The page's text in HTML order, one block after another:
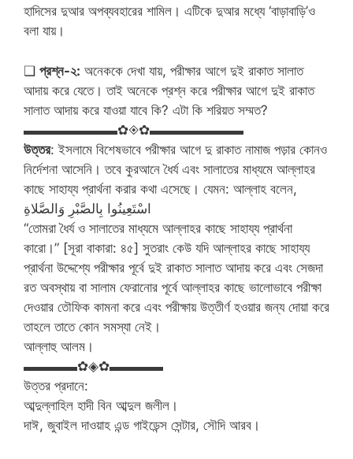
হাদিসের দুআর অপব্যবহারের শামিল। এটিকে দুআর মধ্যে ‘বাড়াবাড়ি’ও
বলা যায়।
❑ প্রশ্ন-২: অনেককে দেখা যায়, পরীক্ষার আগে দুই রাকাত সালাত
আদায় করে যেতে। তাই অনেকে প্রশ্ন করে পরীক্ষার আগে দুই রাকাত
সালাত আদায় করে যাওয়া যাবে কি? এটা কি শরিয়ত সম্মত?
▬▬▬▬▬▬▬✿◈✿▬▬▬▬▬▬▬
উত্তর: ইসলামে বিশেষভাবে পরীক্ষার আগে দু রাকাত নামাজ পড়ার কোনও
নির্দেশনা আসেনি। তবে কুরআনে ধৈর্য এবং সালাতের মাধ্যমে আল্লাহর
কাছে সাহায্য প্রার্থনা করার কথা এসেছে। যেমন: আল্লাহ বলেন,
اسْتَعِينُوا بِالصَّبْرِ وَالصَّلاةِ
“তোমরা ধৈর্য ও সালাতের মাধ্যমে আল্লাহর কাছে সাহায্য প্রার্থনা
কারো।” [সূরা বাকারা: ৪৫] সুতরাং কেউ যদি আল্লাহর কাছে সাহায্য
প্রার্থনা উদ্দেশ্যে পরীক্ষার পূর্বে দুই রাকাত সালাত আদায় করে এবং সেজদা
রত অবস্থায় বা সালাম ফেরানোর পূর্বে আল্লাহর কাছে ভালোভাবে পরীক্ষা
দেওয়ার তৌফিক কামনা করে এবং পরীক্ষায় উত্তীর্ণ হওয়ার জন্য দোয়া করে
তাহলে তাতে কোন সমস্যা নেই।
আল্লাহু আলম।
▬▬▬▬✿◈✿▬▬▬▬
উত্তর প্রদানে:
আব্দুল্লাহিল হাদী বিন আব্দুল জলীল।
দাঈ, জুবাইল দাওয়াহ এন্ড গাইডেন্স সেন্টার, সৌদি আরব।